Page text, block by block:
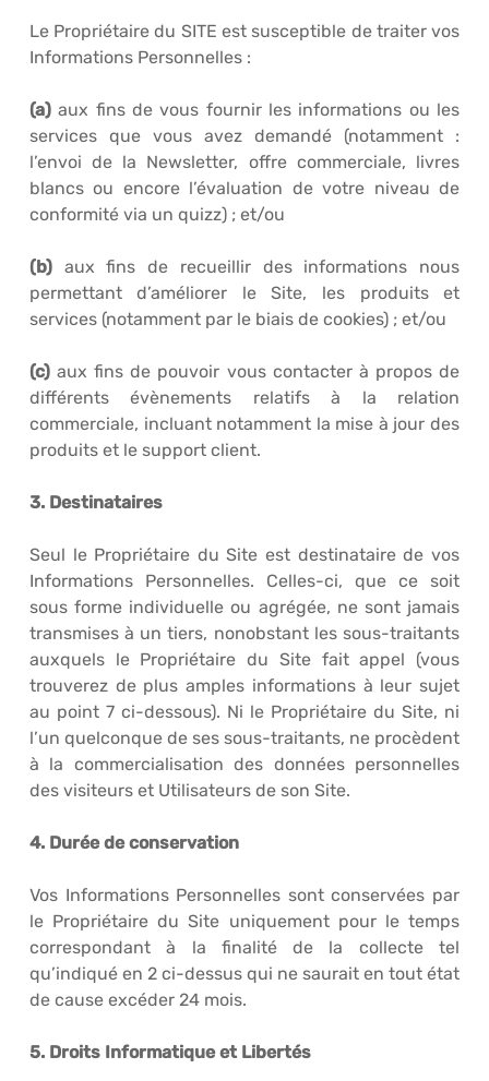
Le Propriétaire du SITE est susceptible de traiter vos
Informations Personnelles :
(a)aux fins de vous fournir les informations ou les
services que vous avez demandé (notamment :
l’envoi de la Newsletter, offre commerciale, livres
blancs ou encore l’évaluation de votre niveau de
conformité via un quizz) ; et/ou
(b)aux fins de recueillir des informations nous
permettant d’améliorer le Site, les produits et
services (notamment par le biais de cookies) ; et/ou
(c)aux fins de pouvoir vous contacter à propos de
différents évènements relatifs à la relation
commerciale, incluant notamment la mise à jour des
produits et le support client.
3. Destinataires
Seul le Propriétaire du Site est destinataire de vos
Informations Personnelles. Celles-ci, que ce soit
sous forme individuelle ou agrégée, ne sont jamais
transmises à un tiers, nonobstant les sous-traitants
auxquels le Propriétaire du Site fait appel (vous
trouverez de plus amples informations à leur sujet
au point 7 ci-dessous). Ni le Propriétaire du Site, ni
l’un quelconque de ses sous-traitants, ne procèdent
à la commercialisation des données personnelles
des visiteurs et Utilisateurs de son Site.
4. Durée de conservation
Vos Informations Personnelles sont conservées par
le Propriétaire du Site uniquement pour le temps
correspondant à la finalité de la collecte tel
qu’indiqué en 2 ci-dessus qui ne saurait en tout état
de cause excéder 24 mois.
5. Droits Informatique et Libertés